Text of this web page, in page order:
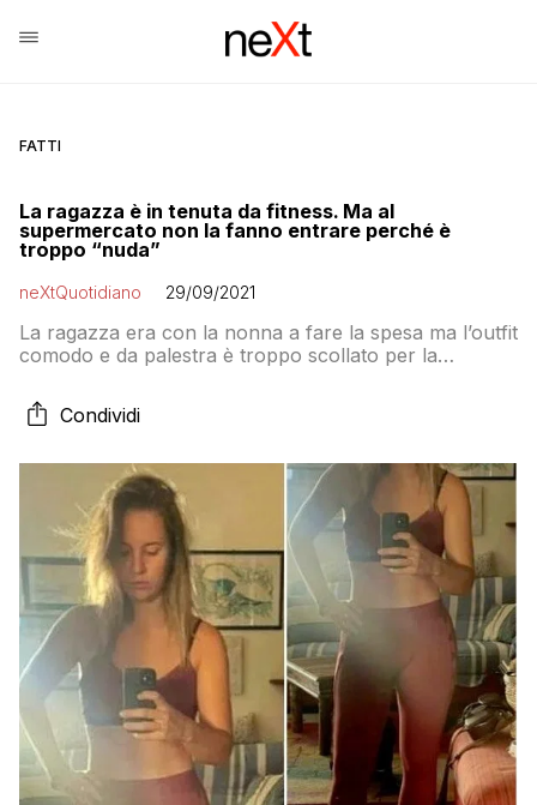
FATTI
La ragazza è in tenuta da fitness. Ma al
supermercato non la fanno entrare perché è
troppo “nuda”
neXtQuotidiano 29/09/2021
La ragazza era con la nonna a fare la spesa ma l’outfit
comodo e da palestra è troppo scollato per la
Condividi